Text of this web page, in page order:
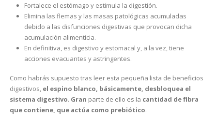
Fortalece el estómago y estimula la digestión.
Elimina las flemas y las masas patológicas acumuladas
debido a las disfunciones digestivas que provocan dicha
acumulación alimenticia.
En definitiva, es digestivo y estomacal y, a la vez, tiene
acciones evacuantes y astringentes.
Como habrás supuesto tras leer esta pequeña lista de beneficios
digestivos, el espino blanco, básicamente, desbloquea el
sistema digestivo. Gran parte de ello es la cantidad de fibra
que contiene, que actúa como prebiótico.